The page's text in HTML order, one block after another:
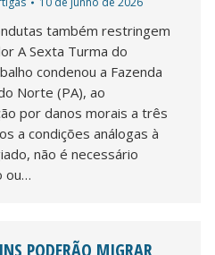
também restringem
A Sexta Turma do
condenou a Fazenda
Norte (PA), ao
por danos morais a três
a condições análogas à
não é necessário
ou…
PODERÃO MIGRAR